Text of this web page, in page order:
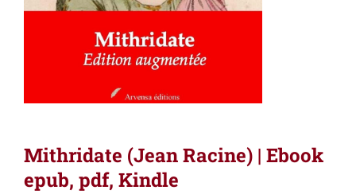
Mithridate (Jean Racine) | Ebook
epub, pdf, Kindle